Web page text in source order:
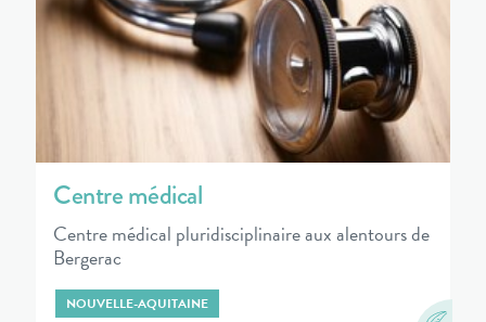
Centre médical
Centre médical pluridisciplinaire aux alentours de
Bergerac
NOUVELLE-AQUITAINE